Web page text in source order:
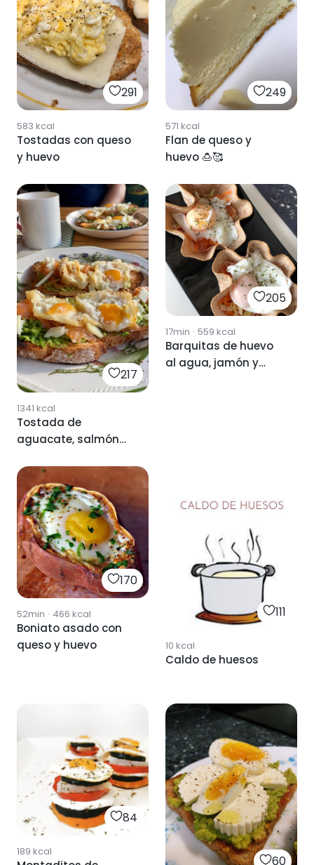
291
583 kcal
Tostadas con queso
y huevo
249
571 kcal
Flan de queso y
huevo 🍮🥰
217
1341 kcal
Tostada de
aguacate, salmón
205
17min · 559 kcal
Barquitas de huevo
al agua, jamón y
170
52min · 466 kcal
Boniato asado con
queso y huevo
111
10 kcal
Caldo de huesos
84
189 kcal
60